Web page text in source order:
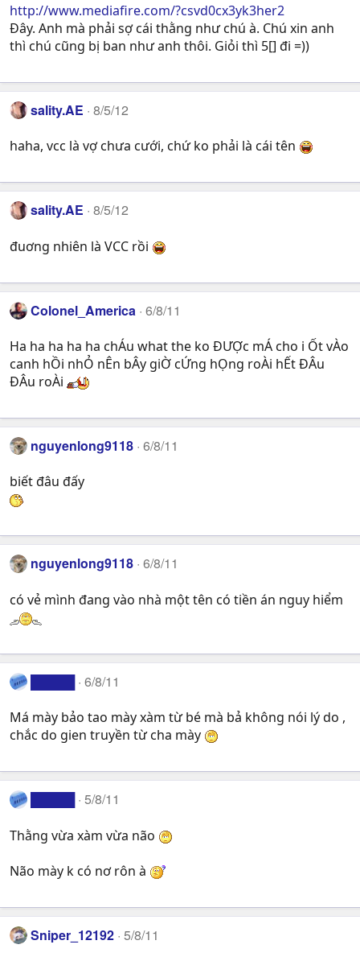
http://www.mediafire.com/?csvd0cx3yk3her2
Đây. Anh mà phải sợ cái thằng như chú à. Chú xin anh
thì chú cũng bị ban như anh thôi. Giỏi thì 5[] đi =))
sality.AE 8/5/12
haha, vcc là vợ chưa cưới, chứ ko phải là cái tên
sality.AE 8/5/12
đuơng nhiên là VCC rồi
Colonel_America 6/8/11
Ha ha ha ha ha chÁu what the ko ĐƯỢc mÁ cho i Ốt vÀo
canh hỒi nhỎ nÊn bÂy giỜ cỨng hỌng roÀi hẾt ĐÂu
ĐÂu roÀi
nguyenlong9118 6/8/11
biết đâu đấy
nguyenlong9118 6/8/11
có vẻ mình đang vào nhà một tên có tiền án nguy hiểm
6/8/11
Má mày bảo tao mày xàm từ bé mà bả không nói lý do ,
chắc do gien truyền từ cha mày
5/8/11
Thằng vừa xàm vừa não
Não mày k có nơ rôn à
Sniper_12192 5/8/11